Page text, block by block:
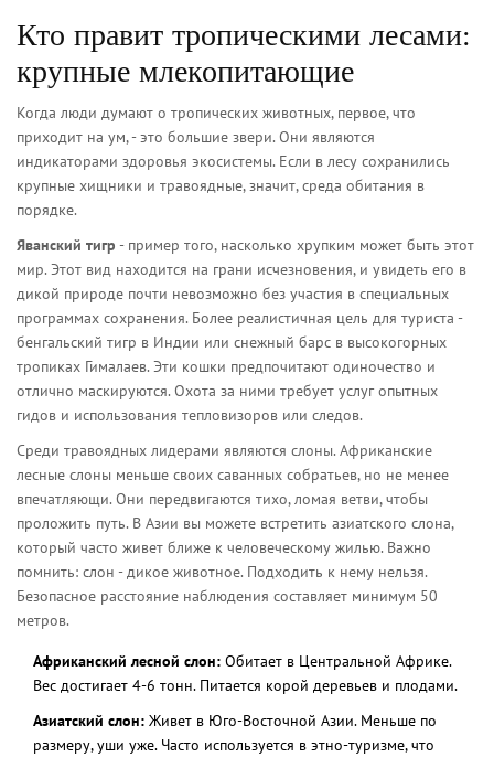
Кто правит тропическими лесами:
крупные млекопитающие
Когда люди думают о тропических животных, первое, что
приходит на ум, - это большие звери. Они являются
индикаторами здоровья экосистемы. Если в лесу сохранились
крупные хищники и травоядные, значит, среда обитания в
порядке.
Яванский тигр - пример того, насколько хрупким может быть этот
мир. Этот вид находится на грани исчезновения, и увидеть его в
дикой природе почти невозможно без участия в специальных
программах сохранения. Более реалистичная цель для туриста -
бенгальский тигр в Индии или снежный барс в высокогорных
тропиках Гималаев. Эти кошки предпочитают одиночество и
отлично маскируются. Охота за ними требует услуг опытных
гидов и использования тепловизоров или следов.
Среди травоядных лидерами являются слоны. Африканские
лесные слоны меньше своих саванных собратьев, но не менее
впечатляющи. Они передвигаются тихо, ломая ветви, чтобы
проложить путь. В Азии вы можете встретить азиатского слона,
который часто живет ближе к человеческому жилью. Важно
помнить: слон - дикое животное. Подходить к нему нельзя.
Безопасное расстояние наблюдения составляет минимум 50
метров.
Африканский лесной слон: Обитает в Центральной Африке.
Вес достигает 4-6 тонн. Питается корой деревьев и плодами.
Азиатский слон: Живет в Юго-Восточной Азии. Меньше по
размеру, уши уже. Часто используется в этно-туризме, что